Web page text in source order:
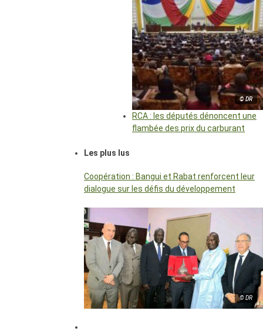
© DR
RCA : les députés dénoncent une
flambée des prix du carburant
Les plus lus
Coopération : Bangui et Rabat renforcent leur
dialogue sur les défis du développement
© DR